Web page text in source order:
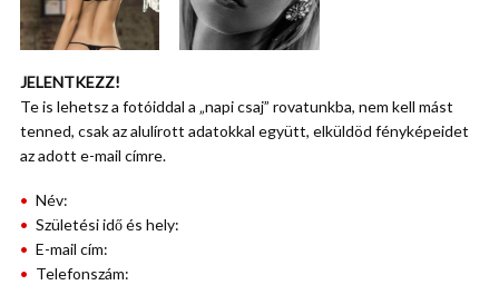
JELENTKEZZ!
Te is lehetsz a fotóiddal a „napi csaj” rovatunkba, nem kell mást
tenned, csak az alulírott adatokkal együtt, elküldöd fényképeidet
az adott e-mail címre.
Név:
Születési idő és hely:
E-mail cím:
Telefonszám: